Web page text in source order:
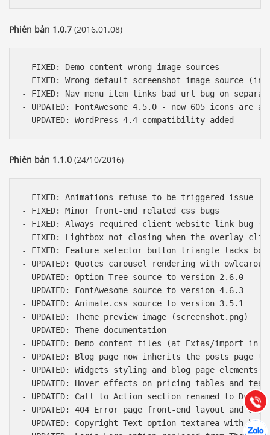
Phiên bản 1.0.7 (2016.01.08)
- FIXED: Demo content wrong image sources
- FIXED: Wrong default screenshot image source (in
- FIXED: Nav menu item links bad url bug on
- UPDATED: FontAwesome 4.5.0 - now 605 icons are
Phiên bản 1.1.0 (24/10/2016)
- FIXED: Animations refuse to be triggered issue
- FIXED: Minor front-end related css bugs
- FIXED: Always required client website link bug
- FIXED: Lightbox not closing when the overlay
- FIXED: Feature selector button triangle lacks
- UPDATED: Quotes carousel rendering with
- UPDATED: Option-Tree source to version 2.6.0
- UPDATED: FontAwesome source to version 4.6.3
- UPDATED: Animate.css source to version 3.5.1
- UPDATED: Theme preview image (screenshot.png)
- UPDATED: Theme documentation
- UPDATED: Demo content files (at Extas/import in
- UPDATED: Blog page now inherits the posts page
- UPDATED: Widgets styling and blog page elements
- UPDATED: Hover effects on pricing tables and team
- UPDATED: Call to Action section renamed to
- UPDATED: 404 Error page front-end layout and
- UPDATED: Copyright Text option textarea with
Gọi
0903.976.769
Hướng dẫn & Hỗ trợ:
(028) 22.166.144
Chát
Tư vấn
Hợp tác